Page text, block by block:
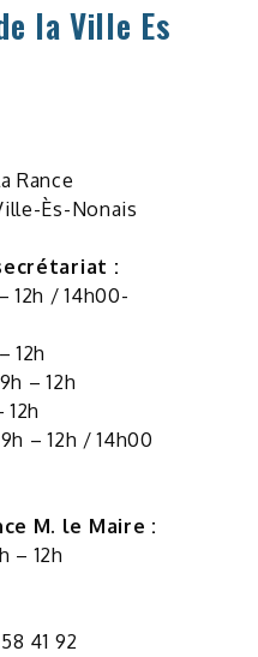
la Ville Es
Rance
Ès-Nonais
:
12h / 14h00-
12h
– 12h
12h
– 12h / 14h00
M. le Maire :
– 12h
41 92